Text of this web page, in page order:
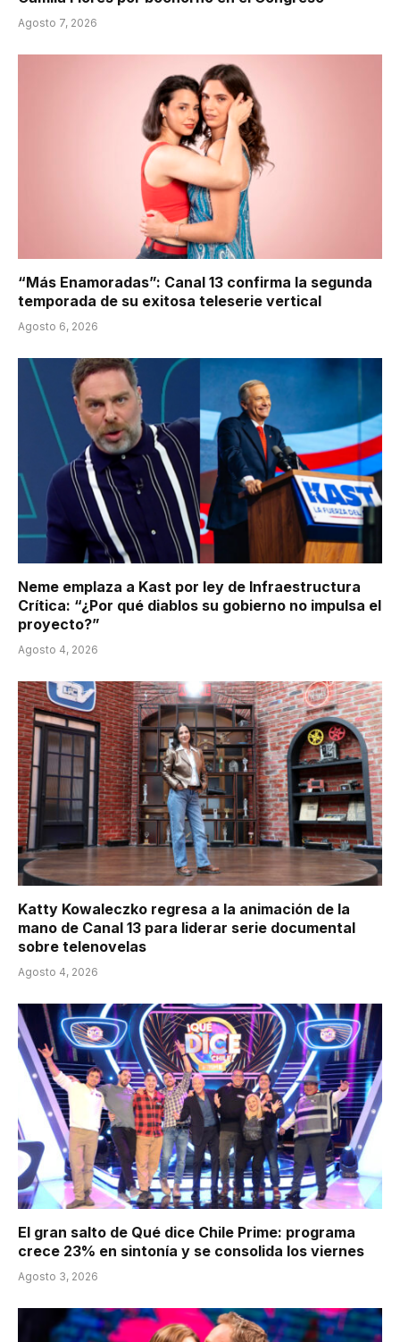
Agosto 7, 2026
“Más Enamoradas”: Canal 13 confirma la segunda
temporada de su exitosa teleserie vertical
Agosto 6, 2026
Neme emplaza a Kast por ley de Infraestructura
Crítica: “¿Por qué diablos su gobierno no impulsa el
proyecto?”
Agosto 4, 2026
Katty Kowaleczko regresa a la animación de la
mano de Canal 13 para liderar serie documental
sobre telenovelas
Agosto 4, 2026
El gran salto de Qué dice Chile Prime: programa
crece 23% en sintonía y se consolida los viernes
Agosto 3, 2026